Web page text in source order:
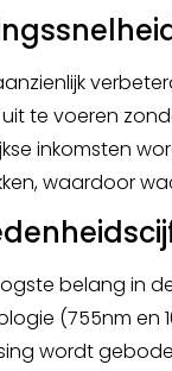
te voeren
inkomsten
waardoor
belang in
(755nm
wordt